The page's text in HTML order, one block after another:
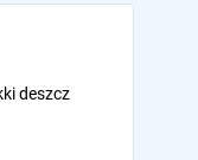
deszcz